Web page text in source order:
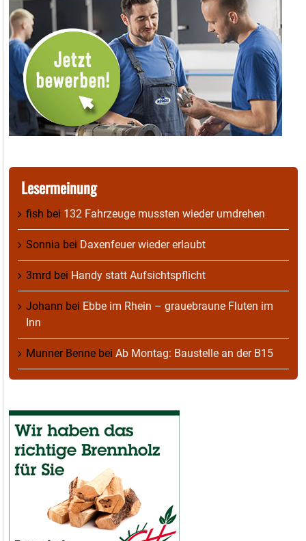
Lesermeinung
fish bei 132 Fahrzeuge mussten wieder umdrehen
Sonnia bei Daxenfeuer wieder erlaubt
3mrd bei Handy statt Aufsichtspflicht
Johann bei Ebbe im Rhein – grauebraune Fluten im
Inn
Munner Benne bei Ab Montag: Baustelle an der B15